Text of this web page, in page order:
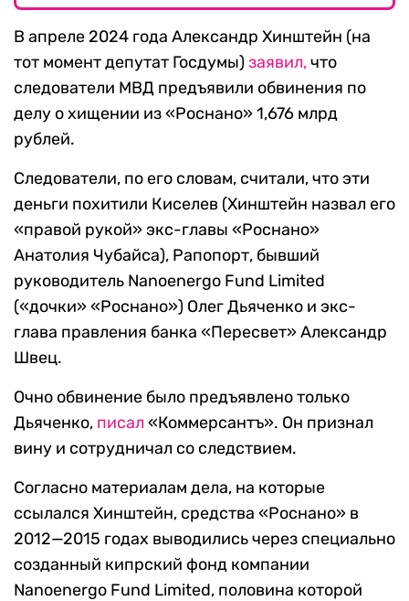
В апреле 2024 года Александр Хинштейн (на
тот момент депутат Госдумы) заявил,что
следователи МВД предъявили обвинения по
делу о хищении из «Роснано» 1,676 млрд
рублей.
Следователи, по его словам, считали, что эти
деньги похитили Киселев (Хинштейн назвал его
«правой рукой» экс-главы «Роснано»
Анатолия Чубайса), Рапопорт, бывший
руководитель Nanoenergo Fund Limited
(«дочки» «Роснано») Олег Дьяченко и экс-
глава правления банка «Пересвет» Александр
Швец.
Очно обвинение было предъявлено только
Дьяченко, писал «Коммерсантъ». Он признал
вину и сотрудничал со следствием.
Согласно материалам дела, на которые
ссылался Хинштейн, средства «Роснано» в
2012—2015 годах выводились через специально
созданный кипрский фонд компании
Nanoenergo Fund Limited, половина которой